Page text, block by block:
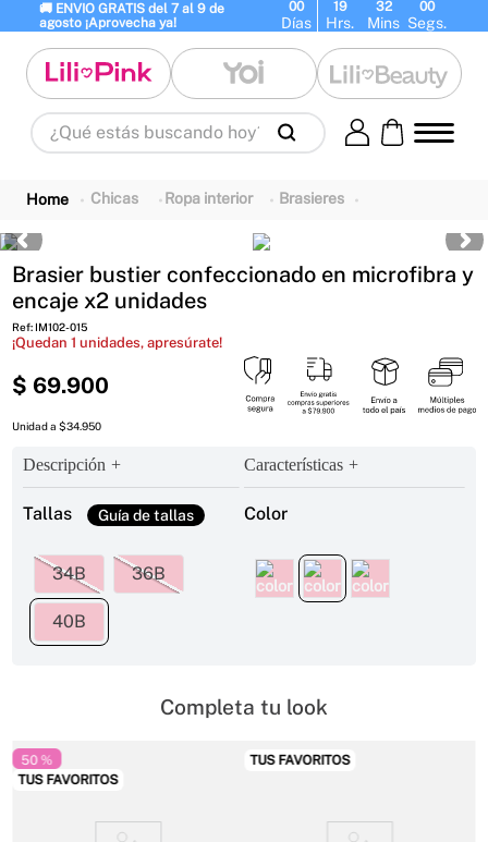
🚚 ENVIO GRATIS del 7 al 9 de
agosto ¡Aprovecha ya!
00
Días
19
Hrs.
31
Mins
59
Segs.
¿Qué estás buscando hoy?
Chicas Ropa interior Brasieres
Brasier bustier confeccionado en microfibra y
encaje x2 unidades
Ref: IM102-015
¡Quedan1 unidades, apresúrate!
$ 69.900
Unidad a $34.950
Descripción
Tallas
34B 36B
40B
Características
Color
Completa tu look
50 %
TUS FAVORITOS
TUS FAVORITOS
panty 2 brasier 3
splashs
7. perfumes 8. perfume 9 termos
10. maletas